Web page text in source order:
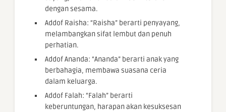
dengan sesama.
Addof Raisha: “Raisha” berarti penyayang,
melambangkan sifat lembut dan penuh
perhatian.
Addof Ananda: “Ananda” berarti anak yang
berbahagia, membawa suasana ceria
dalam keluarga.
Addof Falah: “Falah” berarti
keberuntungan, harapan akan kesuksesan